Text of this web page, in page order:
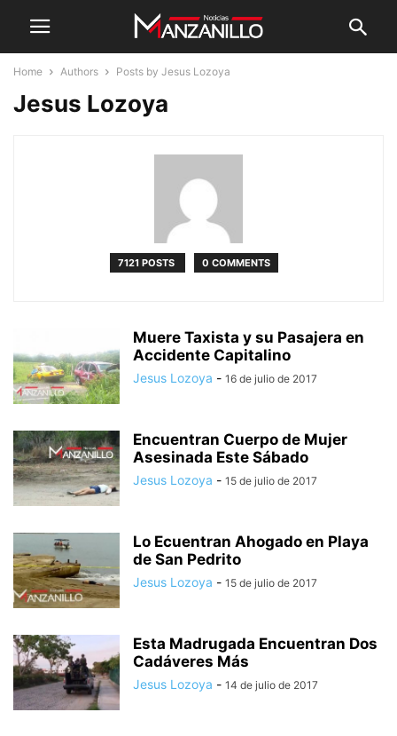
Home Authors Posts by Jesus Lozoya
Jesus Lozoya
7121 POSTS 0 COMMENTS
Muere Taxista y su Pasajera en
Accidente Capitalino
Jesus Lozoya - 16 de julio de 2017
Encuentran Cuerpo de Mujer
Asesinada Este Sábado
Jesus Lozoya - 15 de julio de 2017
Lo Ecuentran Ahogado en Playa
de San Pedrito
Jesus Lozoya - 15 de julio de 2017
Esta Madrugada Encuentran Dos
Cadáveres Más
Jesus Lozoya - 14 de julio de 2017